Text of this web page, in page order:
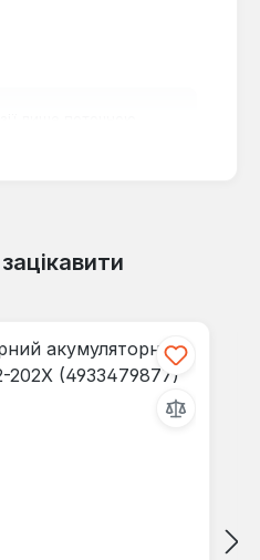
Поділіться